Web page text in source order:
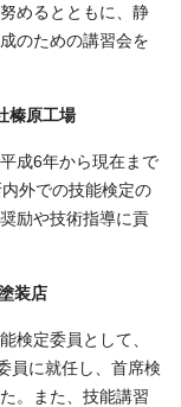
めるとともに、静
のための講習会を
榛原工場
成6年から現在まで
外での技能検定の
励や技術指導に貢
装店
検定委員として、
員に就任し、首席検
。また、技能講習